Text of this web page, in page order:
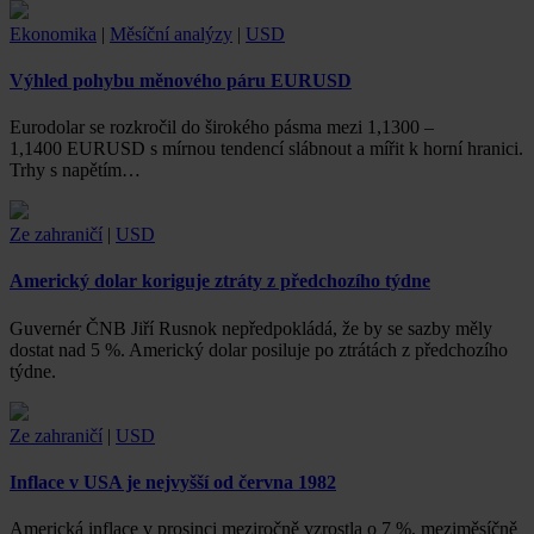
Ekonomika | Měsíční analýzy | USD
Výhled pohybu měnového páru EURUSD
Eurodolar se rozkročil do širokého pásma mezi 1,1300 –
1,1400 EURUSD s mírnou tendencí slábnout a mířit k horní hranici.
Trhy s napětím…
Ze zahraničí | USD
Americký dolar koriguje ztráty z předchozího týdne
Guvernér ČNB Jiří Rusnok nepředpokládá, že by se sazby měly
dostat nad 5 %. Americký dolar posiluje po ztrátách z předchozího
týdne.
Ze zahraničí | USD
Inflace v USA je nejvyšší od června 1982
Americká inflace v prosinci meziročně vzrostla o 7 %, meziměsíčně